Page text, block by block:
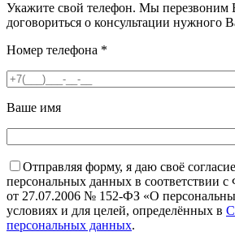
Укажите свой телефон. Мы перезвоним
договориться о консультации нужного
Номер телефона *
Ваше имя
Отправляя форму, я даю своё
персональных данных в соответствии
от 27.07.2006 № 152-ФЗ «О
условиях и для целей, определённых в
персональных данных.